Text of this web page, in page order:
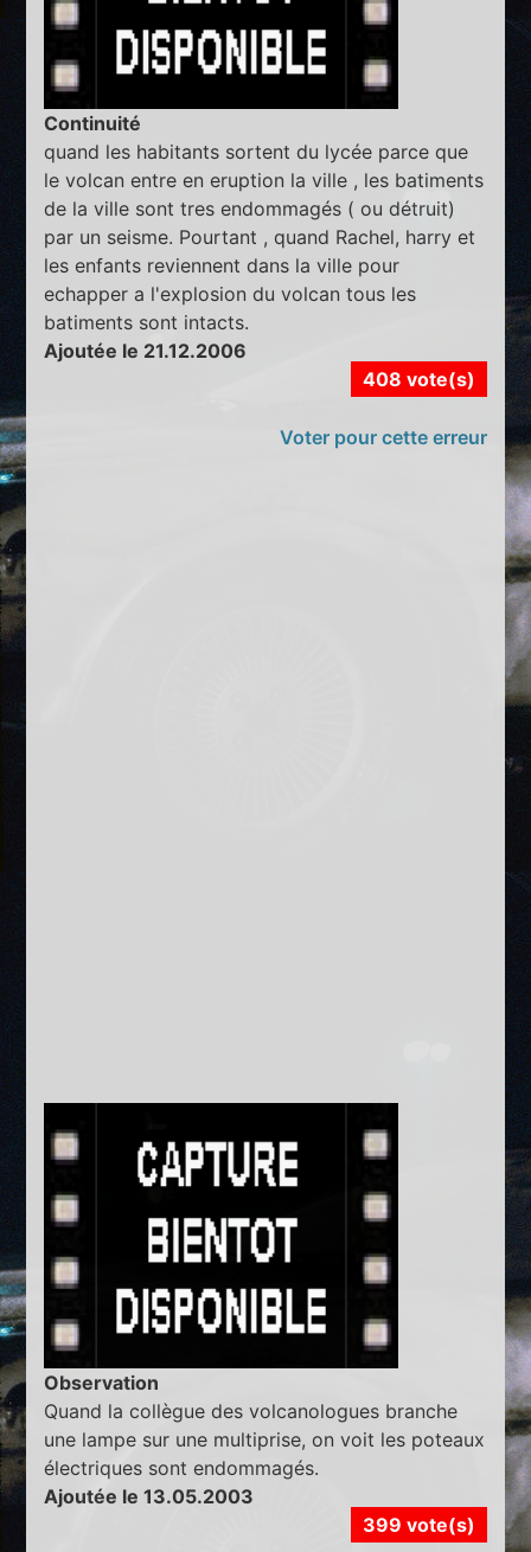
Continuité
quand les habitants sortent du lycée parce que
le volcan entre en eruption la ville , les batiments
de la ville sont tres endommagés ( ou détruit)
par un seisme. Pourtant , quand Rachel, harry et
les enfants reviennent dans la ville pour
echapper a l'explosion du volcan tous les
batiments sont intacts.
Ajoutée le 21.12.2006
408 vote(s)
Voter pour cette erreur
Observation
Quand la collègue des volcanologues branche
une lampe sur une multiprise, on voit les poteaux
électriques sont endommagés.
Ajoutée le 13.05.2003
399 vote(s)